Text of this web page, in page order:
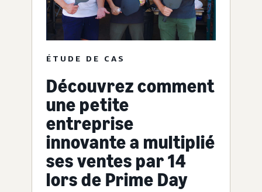
ÉTUDE DE CAS
Découvrez comment
une petite
entreprise
innovante a multiplié
ses ventes par 14
lors de Prime Day